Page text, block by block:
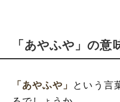
「あやふや」の意
「あやふや」 という言